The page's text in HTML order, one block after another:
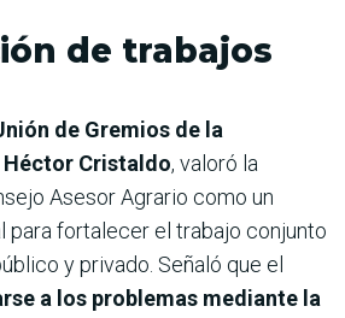
de trabajos
de Gremios de la
Héctor Cristaldo, valoró la
Asesor Agrario como un
para fortalecer el trabajo conjunto
y privado. Señaló que el
a los problemas mediante la